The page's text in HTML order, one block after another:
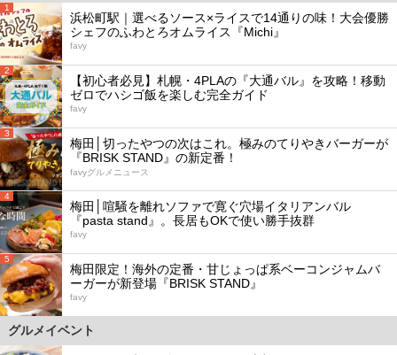
1
浜松町駅｜選べるソース×ライスで14通りの味！大会優勝
シェフのふわとろオムライス『Michi』
favy
2
【初心者必見】札幌・4PLAの『大通バル』を攻略！移動
ゼロでハシゴ飯を楽しむ完全ガイド
favy
3
梅田│切ったやつの次はこれ。極みのてりやきバーガーが
『BRISK STAND』の新定番！
favyグルメニュース
4
梅田│喧騒を離れソファで寛ぐ穴場イタリアンバル
『pasta stand』。長居もOKで使い勝手抜群
favy
5
梅田限定！海外の定番・甘じょっぱ系ベーコンジャムバ
ーガーが新登場『BRISK STAND』
favy
グルメイベント